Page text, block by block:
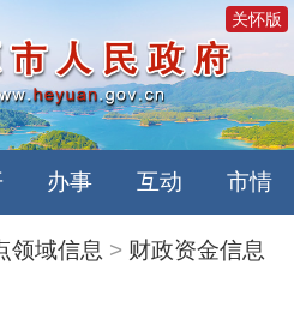
关怀版
办事 互动 市情
领域信息 > 财政资金信息